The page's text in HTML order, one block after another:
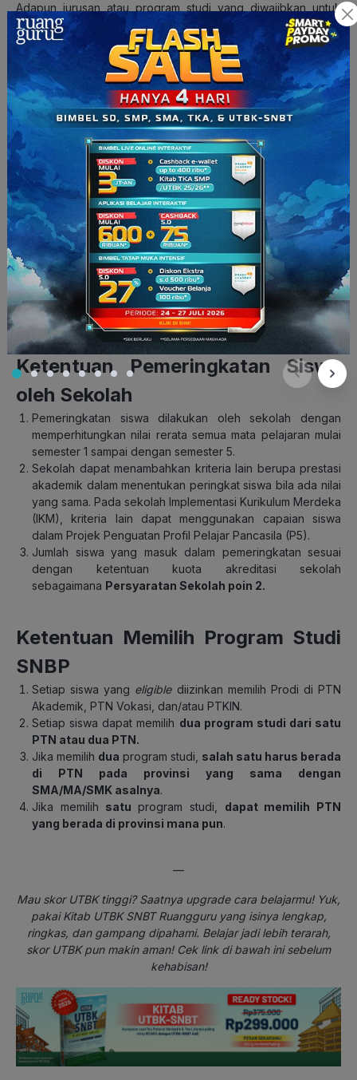
Adapun jurusan atau program studi yang diwajibkan untuk
mengunggah portofolio adalah sebagai berikut:
Olahraga
Seni Rupa, Desain, dan Karya
Tari (termasuk sendratasik/seni pertunjukkan opsi tari)
Teater (termasuk sendratasik/seni pertunjukkan opsi
drama/teater)
Musik (termasuk sendratasik/seni pertunjukkan opsi musik)
Seni Karawitan
Etnomusikologi
Fotografi
Film dan Televisi
Seni Pedalangan
Sendratasik
Baca juga: Mata Pelajaran Pendukung SNBP, Wajib Tahu
Sebelum Memilih Prodi!
Ketentuan Pemeringkatan Siswa
oleh Sekolah
Pemeringkatan siswa dilakukan oleh sekolah dengan
memperhitungkan nilai rerata semua mata pelajaran mulai
semester 1 sampai dengan semester 5.
Sekolah dapat menambahkan kriteria lain berupa prestasi
akademik dalam menentukan peringkat siswa bila ada nilai
yang sama. Pada sekolah Implementasi Kurikulum Merdeka
(IKM), kriteria lain dapat menggunakan capaian siswa
dalam Projek Penguatan Profil Pelajar Pancasila (P5).
Jumlah siswa yang masuk dalam pemeringkatan sesuai
dengan ketentuan kuota akreditasi sekolah
sebagaimana Persyaratan Sekolah poin 2.
Ketentuan Memilih Program Studi
SNBP
Setiap siswa yang eligiblediizinkan memilih Prodi di PTN
Akademik, PTN Vokasi, dan/atau PTKIN.
Setiap siswa dapat memilih dua program studi dari satu
PTN atau dua PTN.
Jika memilih dua program studi, salah satu harus berada
di PTN pada provinsi yang sama dengan
SMA/MA/SMK asalnya.
Jika memilih satu program studi, dapat memilih PTN
yang berada di provinsi mana pun.
—
Mau skor UTBK tinggi? Saatnya upgrade cara belajarmu! Yuk,
pakai Kitab UTBK SNBT Ruangguru yang isinya lengkap,
ringkas, dan gampang dipahami. Belajar jadi lebih terarah,
skor UTBK pun makin aman! Cek link di bawah ini sebelum
kehabisan!